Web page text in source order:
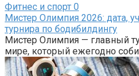
Фитнес и спорт 0
Мистер Олимпия 2026: дата,
турнира по бодибилдингу
Мистер Олимпия — главный
мире, который ежегодно